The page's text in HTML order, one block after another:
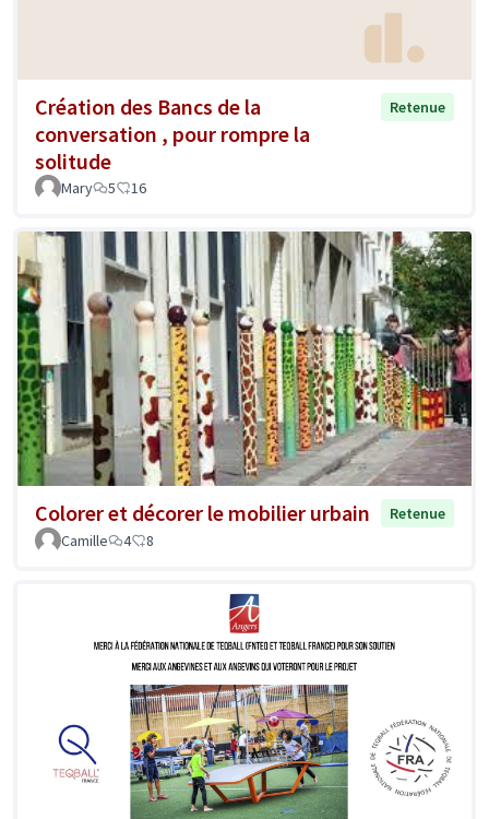
Création des Bancs de la
conversation , pour rompre la
solitude
Retenue
Mary 5 16
Colorer et décorer le mobilier urbain
Retenue
Camille
4 8